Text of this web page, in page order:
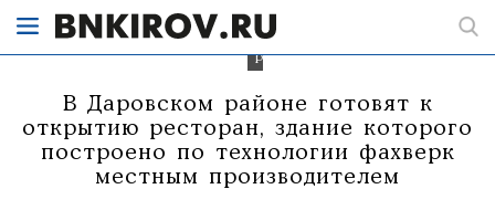
соцсети
ресторана.
В Даровском районе готовят к
открытию ресторан, здание которого
построено по технологии фахверк
местным производителем